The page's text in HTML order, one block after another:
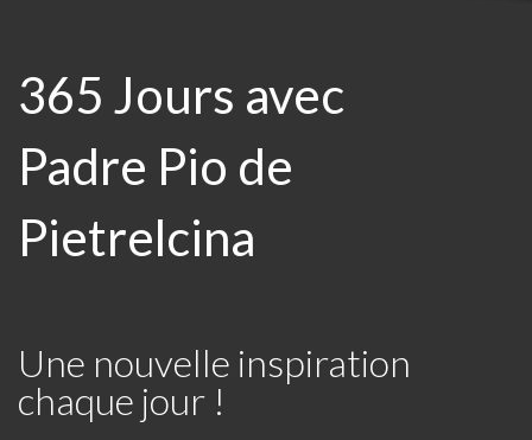
365 Jours avec
Padre Pio de
Pietrelcina
Une nouvelle inspiration
chaque jour !